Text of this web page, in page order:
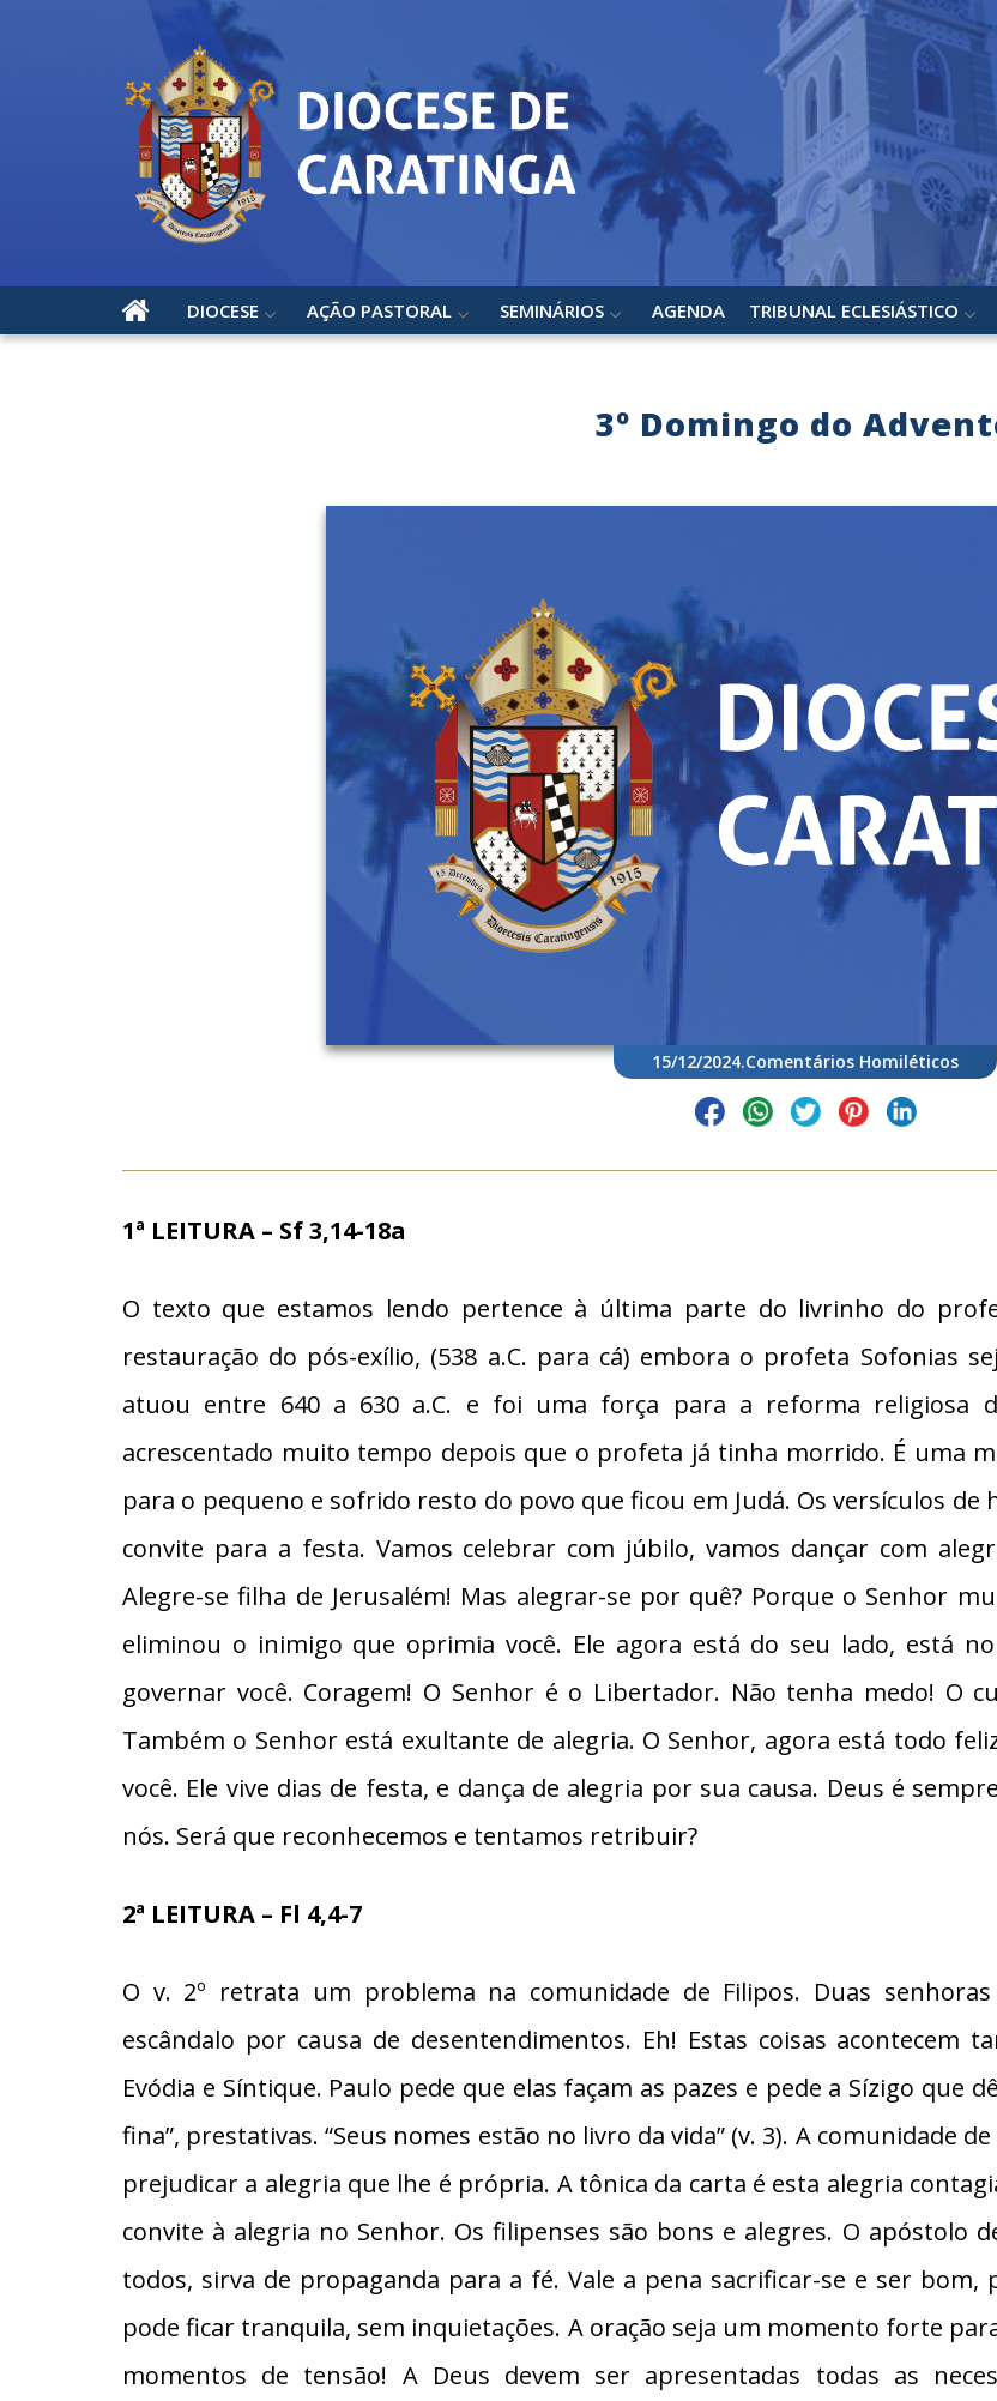
DIOCESE AÇÃO PASTORAL SEMINÁRIOS AGENDA TRIBUNAL ECLESIÁSTICO
3º Domingo do
15/12/2024.Comentários Homiléticos
1ª LEITURA – Sf 3,14-18a
O texto que estamos lendo pertence à última parte do livrinho do
restauração do pós-exílio, (538 a.C. para cá) embora o profeta Sofonias
atuou entre 640 a 630 a.C. e foi uma força para a reforma religiosa
acrescentado muito tempo depois que o profeta já tinha morrido. É uma
para o pequeno e sofrido resto do povo que ficou em Judá. Os versículos
convite para a festa. Vamos celebrar com júbilo, vamos dançar com
Alegre-se filha de Jerusalém! Mas alegrar-se por quê? Porque o Senhor
eliminou o inimigo que oprimia você. Ele agora está do seu lado, está
governar você. Coragem! O Senhor é o Libertador. Não tenha medo! O
Também o Senhor está exultante de alegria. O Senhor, agora está todo
você. Ele vive dias de festa, e dança de alegria por sua causa. Deus é
nós. Será que reconhecemos e tentamos retribuir?
2ª LEITURA – Fl 4,4-7
O v. 2º retrata um problema na comunidade de Filipos. Duas
escândalo por causa de desentendimentos. Eh! Estas coisas acontecem
Evódia e Síntique. Paulo pede que elas façam as pazes e pede a Sízigo que
fina”, prestativas. “Seus nomes estão no livro da vida” (v. 3). A comunidade
prejudicar a alegria que lhe é própria. A tônica da carta é esta alegria
convite à alegria no Senhor. Os filipenses são bons e alegres. O apóstolo
todos, sirva de propaganda para a fé. Vale a pena sacrificar-se e ser
pode ficar tranquila, sem inquietações. A oração seja um momento forte
momentos de tensão! A Deus devem ser apresentadas todas as